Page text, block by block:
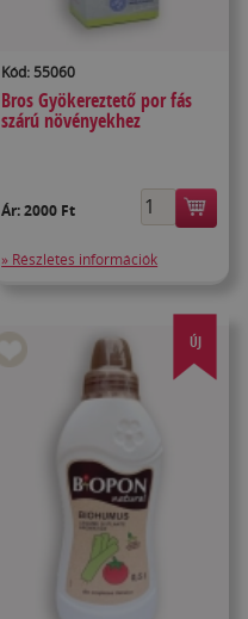
Kód: 55060
Bros Gyökereztető por fás
szárú növényekhez
Ár:2000 Ft
» Részletes információk
ÚJ